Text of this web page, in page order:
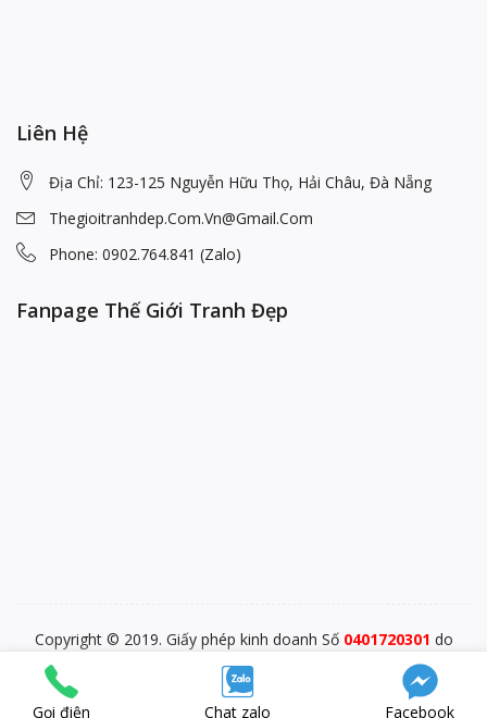
Liên Hệ
Địa Chỉ: 123-125 Nguyễn Hữu Thọ, Hải Châu, Đà Nẵng
Thegioitranhdep.com.vn@gmail.com
Phone: 0902.764.841 (Zalo)
Fanpage Thế Giới Tranh Đẹp
Copyright © 2019. Giấy phép kinh doanh Số 0401720301 do
PĐKKD Sở KHĐT TP. Đà Nẵng cấp ngày 28/12/2015
Gọi điện Chat zalo Facebook
blp-market SEO Test Anchor Visit W3Schools